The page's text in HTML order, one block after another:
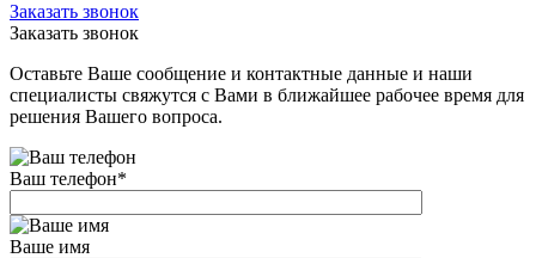
Заказать звонок
Заказать звонок
Оставьте Ваше сообщение и контактные данные и наши
специалисты свяжутся с Вами в ближайшее рабочее время для
решения Вашего вопроса.
Ваш телефон*
Ваше имя